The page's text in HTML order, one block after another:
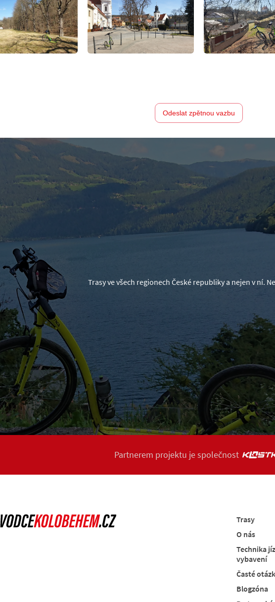
Odeslat zpětnou vazbu
Trasy ve všech regionech České republiky a nejen v ní.
Partnerem projektu je společnost
Trasy
O nás
Technika
vybavení
Časté
Blogzóna